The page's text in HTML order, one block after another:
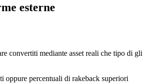
esterne
convertiti mediante asset reali che tipo di gli
oppure percentuali di rakeback superiori